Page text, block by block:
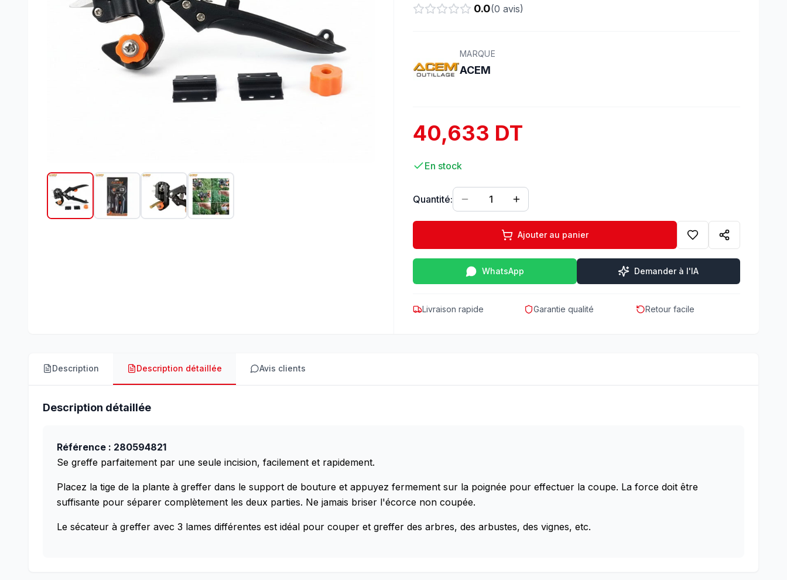
0.0(0 avis)
MARQUE
ACEM
40,633 DT
En stock
Quantité: 1
Ajouter au panier
WhatsApp Demander à l'IA
Livraison rapide Garantie qualité Retour facile
Description Description détaillée Avis clients
Description détaillée
Référence : 280594821
Se greffe parfaitement par une seule incision, facilement et rapidement.
Placez la tige de la plante à greffer dans le support de bouture et appuyez fermement sur la poignée pour effectuer la coupe. La force doit être
suffisante pour séparer complètement les deux parties. Ne jamais briser l'écorce non coupée.
Le sécateur à greffer avec 3 lames différentes est idéal pour couper et greffer des arbres, des arbustes, des vignes, etc.